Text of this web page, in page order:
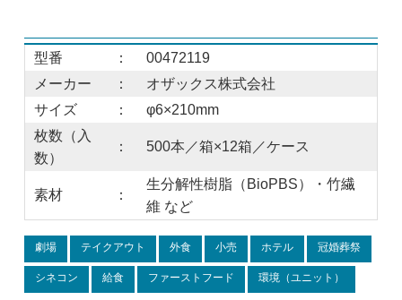
型番 ：
00472119
メーカー
：
オザックス株式会社
サイズ
：
φ6×210mm
枚数（入
数）
： 500本／箱×12箱／ケース
素材 ：
生分解性樹脂（BioPBS）・竹繊
維 など
劇場 テイクアウト 外食 小売 ホテル 冠婚葬祭
シネコン 給食 ファーストフード 環境（ユニット）